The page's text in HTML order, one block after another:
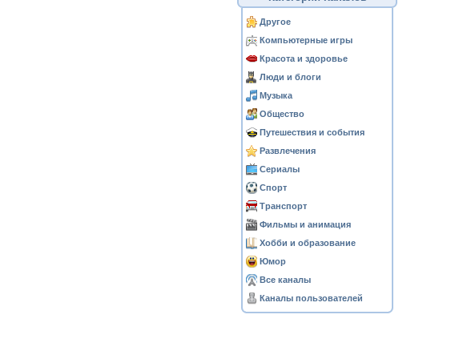
Другое
Компьютерные игры
Красота и здоровье
Люди и блоги
Музыка
Общество
Путешествия и события
Развлечения
Сериалы
Спорт
Транспорт
Фильмы и анимация
Хобби и образование
Юмор
Все каналы
Каналы пользователей